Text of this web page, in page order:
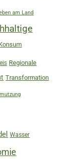
am Land
Regionale
Transformation
Wasser